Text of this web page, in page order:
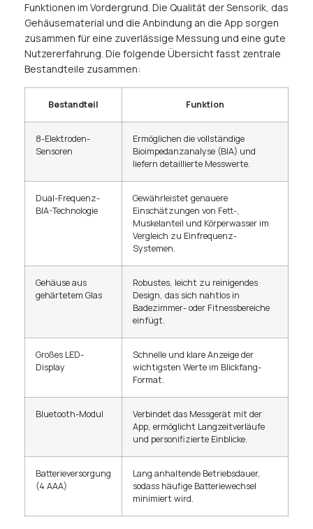
Funktionen im Vordergrund. Die Qualität der Sensorik, das
Gehäusematerial und die Anbindung an die App sorgen
zusammen für eine zuverlässige Messung und eine gute
Nutzererfahrung. Die folgende Übersicht fasst zentrale
Bestandteile zusammen:
Bestandteil Funktion
8-Elektroden-
Sensoren
Ermöglichen die vollständige
Bioimpedanzanalyse (BIA) und
liefern detaillierte Messwerte.
Dual-Frequenz-
BIA-Technologie
Gewährleistet genauere
Einschätzungen von Fett-,
Muskelanteil und Körperwasser im
Vergleich zu Einfrequenz-
Systemen.
Gehäuse aus
gehärtetem Glas
Robustes, leicht zu reinigendes
Design, das sich nahtlos in
Badezimmer- oder Fitnessbereiche
einfügt.
Großes LED-
Display
Schnelle und klare Anzeige der
wichtigsten Werte im Blickfang-
Format.
Bluetooth-Modul
Verbindet das Messgerät mit der
App, ermöglicht Langzeitverläufe
und personifizierte Einblicke.
Batterieversorgung
(4 AAA)
Lang anhaltende Betriebsdauer,
sodass häufige Batteriewechsel
minimiert wird.